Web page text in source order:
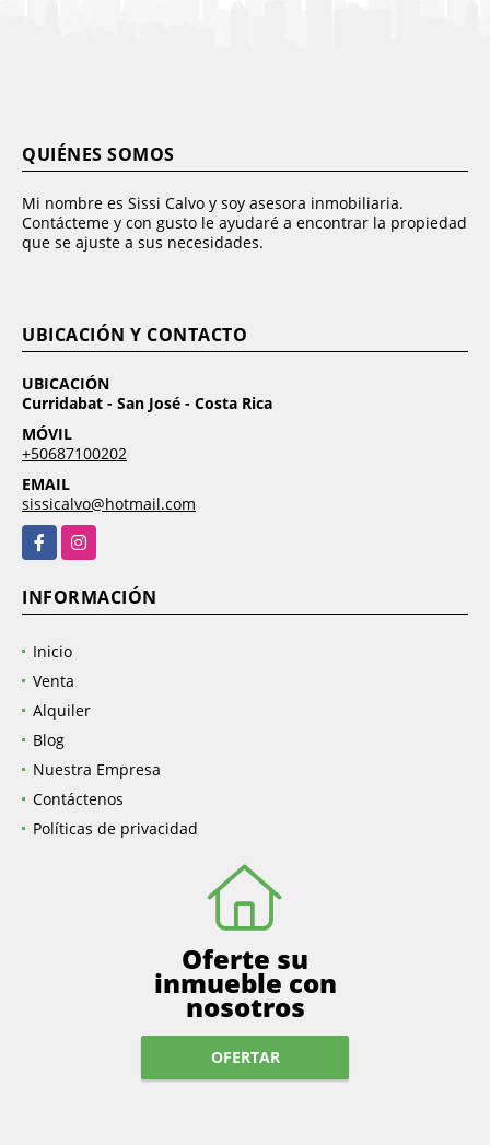
QUIÉNES SOMOS
Mi nombre es Sissi Calvo y soy asesora inmobiliaria.
Contácteme y con gusto le ayudaré a encontrar la propiedad
que se ajuste a sus necesidades.
UBICACIÓN Y CONTACTO
UBICACIÓN
Curridabat - San José - Costa Rica
MÓVIL
+50687100202
EMAIL
sissicalvo@hotmail.com
FacebookInstagram
INFORMACIÓN
Inicio
Venta
Alquiler
Blog
Nuestra Empresa
Contáctenos
Políticas de privacidad
Oferte su
inmueble con
nosotros
OFERTAR